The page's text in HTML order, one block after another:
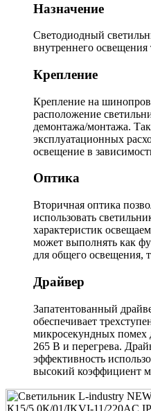
Назначение
Светодиодный
внутреннего освещения
Крепление
Крепление на
расположение
демонтажа/монтажа.
эксплуатационных
освещение в
Оптика
Вторичная оптика
использовать
характеристик
может выполнять как
для общего освещения,
Драйвер
Запатентованный
обеспечивает
микросекундных помех
265 В и перегрева.
эффективность
высокий коэффициент